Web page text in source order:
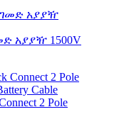
አያያዥ 1500V
2 Pole